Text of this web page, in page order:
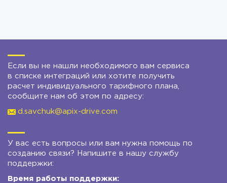
Если вы не нашли необходимого вам сервиса
в списке интеграций или хотите получить
расчет индивидуального тарифного плана,
сообщите нам об этом по адресу:
d.savchuk@apix-drive.com
У вас есть вопросы или вам нужна помощь по
созданию связи? Напишите в нашу службу
поддержки:
Время работы поддержки: